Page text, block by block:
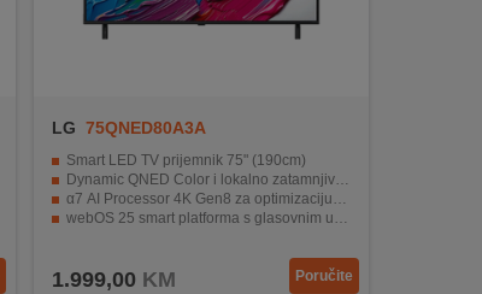
LG 75QNED80A3A
Smart LED TV prijemnik 75" (190cm)
Dynamic QNED Color i lokalno zatamnjivanje
α7 AI Processor 4K Gen8 za optimizaciju slike i zvuka
webOS 25 smart platforma s glasovnim upravljanjem
1.999,00 KM Poručite